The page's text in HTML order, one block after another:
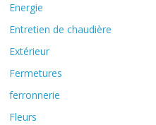
Energie
Entretien de chaudière
Extérieur
Fermetures
ferronnerie
Fleurs